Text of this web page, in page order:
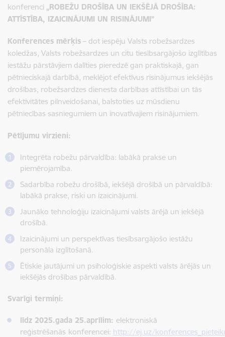
konferenci „ROBEŽU DROŠĪBA UN IEKŠĒJĀ DROŠĪBA:
ATTĪSTĪBA, IZAICINĀJUMI UN RISINĀJUMI”
Konferences mērķis – dot iespēju Valsts robežsardzes
koledžas, Valsts robežsardzes un citu tiesībsargājošo izglītības
iestāžu pārstāvjiem dalīties pieredzē gan praktiskajā, gan
pētnieciskajā darbībā, meklējot efektīvus risinājumus iekšējās
drošības, robežsardzes dienesta darbības attīstībai un tās
efektivitātes pilnveidošanai, balstoties uz mūsdienu
pētniecības sasniegumiem un inovatīvajiem risinājumiem.
Pētījumu virzieni:
Integrēta robežu pārvaldība: labākā prakse un
piemērojamība.
Sadarbība robežu drošībā, iekšējā drošībā un pārvaldībā:
labākā prakse, riski un izaicinājumi.
Jaunāko tehnoloģiju izaicinājumi valsts ārējā un iekšējā
drošībā.
Izaicinājumi un perspektīvas tiesībsargājošo iestāžu
personāla izglītošanā.
Ētiskie jautājumi un psiholoģiskie aspekti valsts ārējās un
iekšējās drošības pārvaldībā.
Svarīgi termiņi:
līdz 2025.gada 25.aprīlim: elektroniskā
reģistrēšanās konferencei: http://ej.uz/